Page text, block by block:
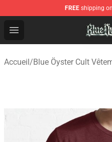
FREE shipping
Open menu
Blue Öyster Cult Store
Accueil/Blue Öyster Cult